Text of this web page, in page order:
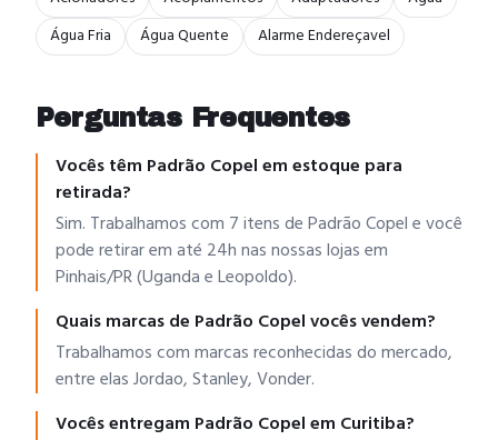
Água Fria
Água Quente Alarme Endereçavel
Perguntas Frequentes
Vocês têm Padrão Copel em estoque para
retirada?
Sim. Trabalhamos com 7 itens de Padrão Copel e você
pode retirar em até 24h nas nossas lojas em
Pinhais/PR (Uganda e Leopoldo).
Quais marcas de Padrão Copel vocês vendem?
Trabalhamos com marcas reconhecidas do mercado,
entre elas Jordao, Stanley, Vonder.
Vocês entregam Padrão Copel em Curitiba?